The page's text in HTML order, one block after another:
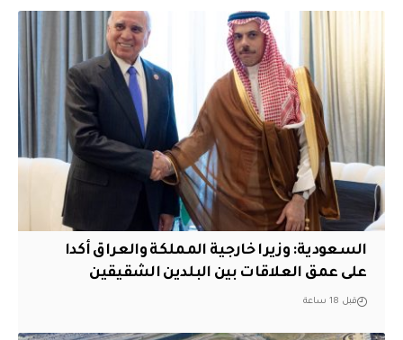
السعودية: وزيرا خارجية المملكة والعراق أكدا
على عمق العلاقات بين البلدين الشقيقين
قبل 18 ساعة